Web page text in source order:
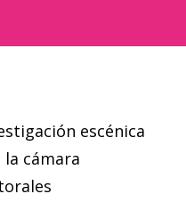
escénica
cámara